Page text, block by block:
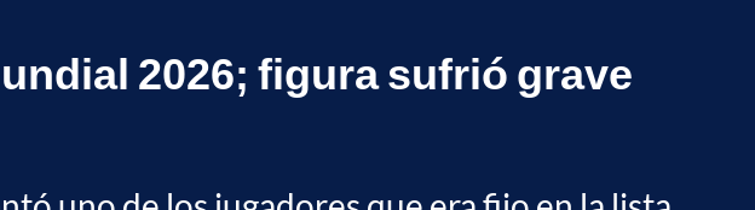
2026; figura sufrió grave